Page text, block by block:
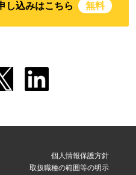
し込みはこちら 無料
個人情報保護方針
取扱職種の範囲等の明示